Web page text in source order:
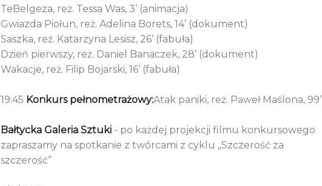
TeBelgeza, reż. Tessa Was, 3’ (animacja)
Gwiazda Piołun, reż. Adelina Borets, 14’ (dokument)
Saszka, reż. Katarzyna Lesisz, 26’ (fabuła)
Dzień pierwszy, reż. Daniel Banaczek, 28’ (dokument)
Wakacje, reż. Filip Bojarski, 16’ (fabuła)
19:45 Konkurs pełnometrażowy:Atak paniki, reż. Paweł Maślona, 99’
Bałtycka Galeria Sztuki- po każdej projekcji filmu konkursowego
zapraszamy na spotkanie z twórcami z cyklu „Szczerość za
szczerość”